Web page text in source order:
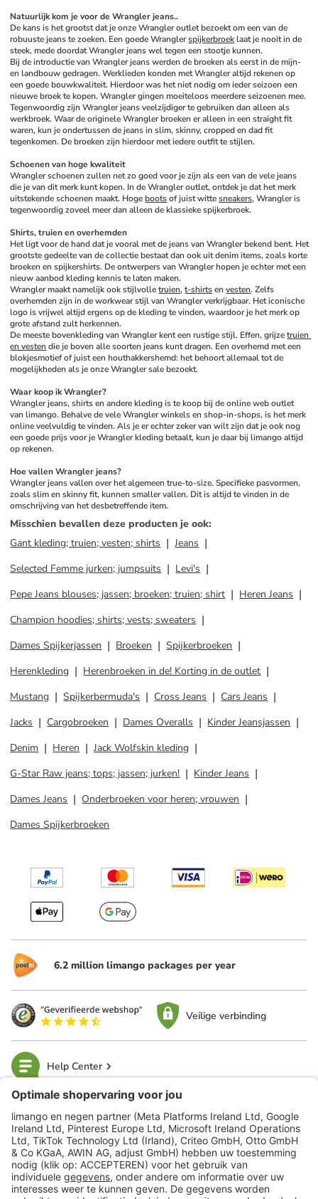
Natuurlijk kom je voor de Wrangler jeans..
De kans is het grootst dat je onze Wrangler outlet bezoekt om een van de
robuuste jeans te zoeken. Een goede Wrangler spijkerbroek laat je nooit in de
steek, mede doordat Wrangler jeans wel tegen een stootje kunnen.
Bij de introductie van Wrangler jeans werden de broeken als eerst in de mijn-
en landbouw gedragen. Werklieden konden met Wrangler altijd rekenen op
een goede bouwkwaliteit. Hierdoor was het niet nodig om ieder seizoen een
nieuwe broek te kopen. Wrangler gingen moeiteloos meerdere seizoenen mee.
Tegenwoordig zijn Wrangler jeans veelzijdiger te gebruiken dan alleen als
werkbroek. Waar de originele Wrangler broeken er alleen in een straight fit
waren, kun je ondertussen de jeans in slim, skinny, cropped en dad fit
tegenkomen. De broeken zijn hierdoor met iedere outfit te stijlen.
Schoenen van hoge kwaliteit
Wrangler schoenen zullen net zo goed voor je zijn als een van de vele jeans
die je van dit merk kunt kopen. In de Wrangler outlet, ontdek je dat het merk
uitstekende schoenen maakt. Hoge boots of juist witte sneakers, Wrangler is
tegenwoordig zoveel meer dan alleen de klassieke spijkerbroek.
Shirts, truien en overhemden
Het ligt voor de hand dat je vooral met de jeans van Wrangler bekend bent. Het
grootste gedeelte van de collectie bestaat dan ook uit denim items, zoals korte
broeken en spijkershirts. De ontwerpers van Wrangler hopen je echter met een
nieuw aanbod kleding kennis te laten maken.
Wrangler maakt namelijk ook stijlvolle truien, t-shirts en vesten. Zelfs
overhemden zijn in de workwear stijl van Wrangler verkrijgbaar. Het iconische
logo is vrijwel altijd ergens op de kleding te vinden, waardoor je het merk op
grote afstand zult herkennen.
De meeste bovenkleding van Wrangler kent een rustige stijl. Effen, grijze truien
en vesten die je boven alle soorten jeans kunt dragen. Een overhemd met een
blokjesmotief of juist een houthakkershemd: het behoort allemaal tot de
mogelijkheden als je onze Wrangler sale bezoekt.
Waar koop ik Wrangler?
Wrangler jeans, shirts en andere kleding is te koop bij de online web outlet
van limango. Behalve de vele Wrangler winkels en shop-in-shops, is het merk
online veelvuldig te vinden. Als je er echter zeker van wilt zijn dat je ook nog
een goede prijs voor je Wrangler kleding betaalt, kun je daar bij limango altijd
op rekenen.
Hoe vallen Wrangler jeans?
Wrangler jeans vallen over het algemeen true-to-size. Specifieke pasvormen,
zoals slim en skinny fit, kunnen smaller vallen. Dit is altijd te vinden in de
omschrijving van het desbetreffende item.
Misschien bevallen deze producten je ook:
Gant kleding; truien; vesten; shirts
Jeans
Selected Femme jurken; jumpsuits
Levi's
Pepe Jeans blouses; jassen; broeken; truien; shirt
Heren Jeans
Champion hoodies; shirts; vests; sweaters
Dames Spijkerjassen
Broeken
Spijkerbroeken
Herenkleding
Herenbroeken in de! Korting in de outlet
Mustang
Spijkerbermuda's Cross Jeans
Cars Jeans
Jacks
Cargobroeken Dames Overalls
Kinder Jeansjassen
Denim
Heren
Jack Wolfskin kleding
G-Star Raw jeans; tops; jassen; jurken!
Kinder Jeans
Dames Jeans
Onderbroeken voor heren; vrouwen
Dames Spijkerbroeken
6.2 million limango packages per year
Veilige verbinding
Help Center
limango
Veilig winkelen
Klantenservice